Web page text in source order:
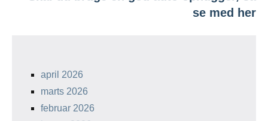
se med her
april 2026
marts 2026
februar 2026